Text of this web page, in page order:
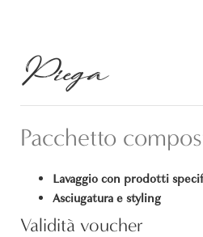
Piega
Pacchetto
Lavaggio con prodotti
Asciugatura e styling
Validità voucher